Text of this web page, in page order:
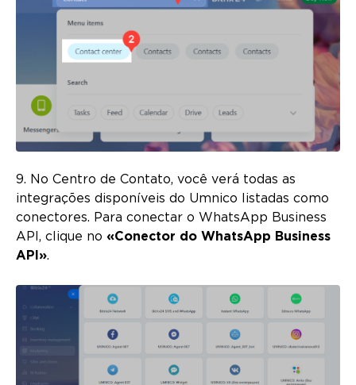
9. No Centro de Contato, você verá todas as
integrações disponíveis do Umnico listadas como
conectores. Para conectar o WhatsApp Business
API, clique no «Conector do WhatsApp Business
API».